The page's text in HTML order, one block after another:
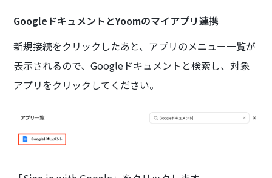
GoogleドキュメントとYoomのマイアプリ連携
新規接続をクリックしたあと、アプリのメニュー一覧が
表示されるので、Googleドキュメントと検索し、対象
アプリをクリックしてください。